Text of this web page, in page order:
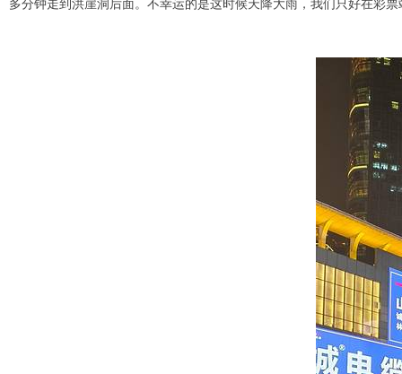
多分钟走到洪崖洞后面。不幸运的是这时候天降大雨，我们只好在彩